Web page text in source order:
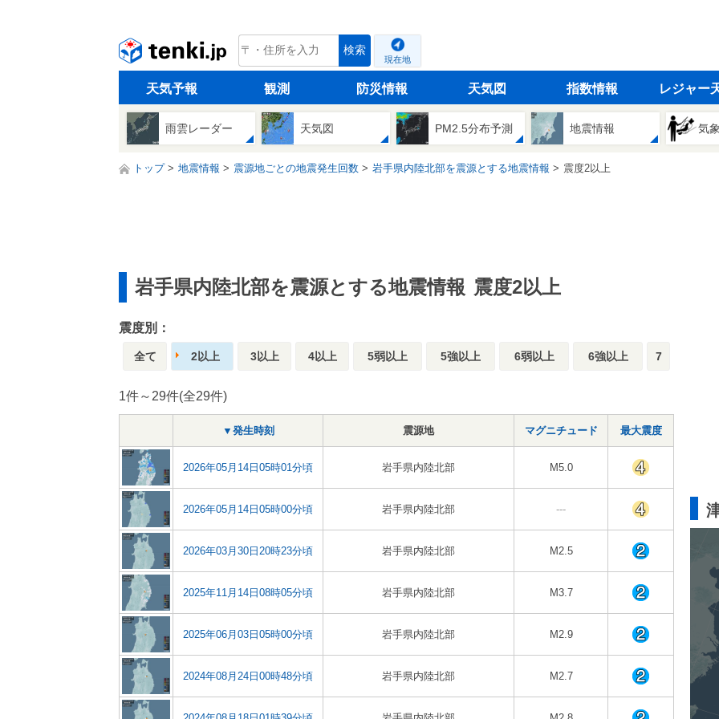
tenki.jp 検索
現在地
天気予報 観測 防災情報 天気図 指数情報 レジャー
雨雲レーダー 天気図 PM2.5分布予測 地震情報 気
トップ 地震情報 震源地ごとの地震発生回数 岩手県内陸北部を震源とする地震情報 震度2以上
岩手県内陸北部を震源とする地震情報 震度2以上
震度別：
全て 2以上 3以上 4以上 5弱以上 5強以上 6弱以上 6強以上 7
1件～29件(全29件)
▼発生時刻 震源地 マグニチュード 最大震度
2026年05月14日05時01分頃 岩手県内陸北部 M5.0
2026年05月14日05時00分頃 岩手県内陸北部 ---
2026年03月30日20時23分頃 岩手県内陸北部 M2.5
2025年11月14日08時05分頃 岩手県内陸北部 M3.7
2025年06月03日05時00分頃 岩手県内陸北部 M2.9
2024年08月24日00時48分頃 岩手県内陸北部 M2.7